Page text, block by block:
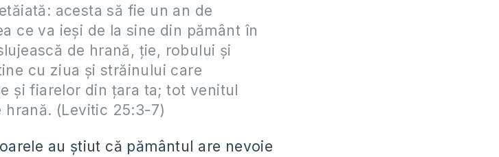
acesta să fie un an de
ce va ieşi de la sine din pământ în
de hrană, ţie, robului şi
cu ziua şi străinului care
şi fiarelor din ţara ta; tot venitul
hrană. (Levitic 25:3-7)
au ştiut că pământul are nevoie